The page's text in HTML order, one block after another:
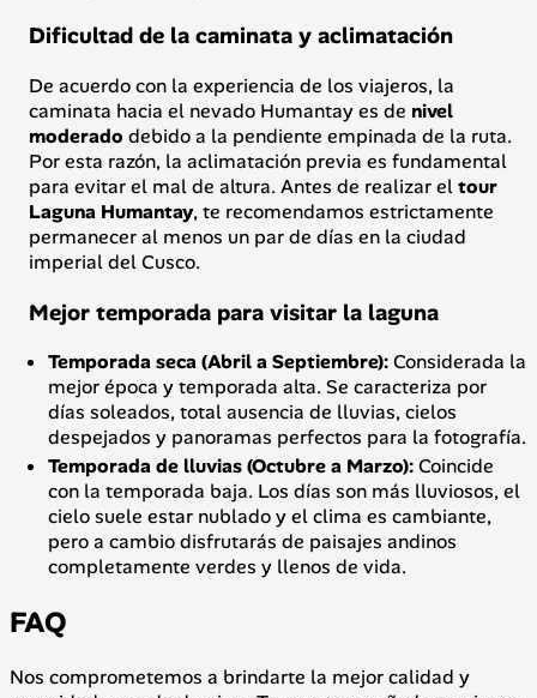
Dificultad de la caminata y aclimatación
De acuerdo con la experiencia de los viajeros, la
caminata hacia el nevado Humantay es de nivel
moderado debido a la pendiente empinada de la ruta.
Por esta razón, la aclimatación previa es fundamental
para evitar el mal de altura. Antes de realizar eltour
Laguna Humantay, te recomendamos estrictamente
permanecer al menos un par de días en la ciudad
imperial del Cusco.
Mejor temporada para visitar la laguna
Temporada seca (Abril a Septiembre):Considerada la
mejor época y temporada alta. Se caracteriza por
días soleados, total ausencia de lluvias, cielos
despejados y panoramas perfectos para la fotografía.
Temporada de lluvias (Octubre a Marzo):Coincide
con la temporada baja. Los días son más lluviosos, el
cielo suele estar nublado y el clima es cambiante,
pero a cambio disfrutarás de paisajes andinos
completamente verdes y llenos de vida.
FAQ
Nos comprometemos a brindarte la mejor calidad y